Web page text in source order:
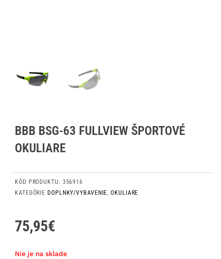
BBB BSG-63 FULLVIEW ŠPORTOVÉ
OKULIARE
KÓD PRODUKTU: 356916
KATEGÓRIE DOPLNKY/VYBAVENIE ,OKULIARE
Nie je na sklade
75,95€